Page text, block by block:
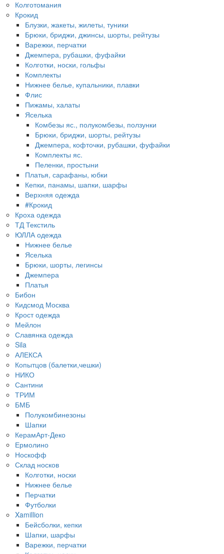
Колготомания
Крокид
Блузки, жакеты, жилеты, туники
Брюки, бриджи, джинсы, шорты, рейтузы
Варежки, перчатки
Джемпера, рубашки, фуфайки
Колготки, носки, гольфы
Комплекты
Нижнее белье, купальники, плавки
Флис
Пижамы, халаты
Яселька
Комбезы яс., полукомбезы, ползунки
Брюки, бриджи, шорты, рейтузы
Джемпера, кофточки, рубашки, фуфайки
Комплекты яс.
Пеленки, простыни
Платья, сарафаны, юбки
Кепки, панамы, шапки, шарфы
Верхняя одежда
#Крокид
Кроха одежда
ТД Текстиль
ЮЛЛА одежда
Нижнее белье
Яселька
Брюки, шорты, легинсы
Джемпера
Платья
Бибон
Кидсмод Москва
Крост одежда
Мейлон
Славянка одежда
Sila
АЛЕКСА
Копытцов (балетки,чешки)
НИКО
Сантини
ТРИМ
БМБ
Полукомбинезоны
Шапки
КерамАрт-Деко
Ермолино
Носкофф
Склад носков
Колготки, носки
Нижнее белье
Перчатки
Футболки
Xamillion
Бейсболки, кепки
Шапки, шарфы
Варежки, перчатки